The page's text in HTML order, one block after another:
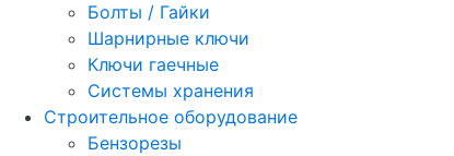
Болты / Гайки
Шарнирные ключи
Ключи гаечные
Системы хранения
Строительное оборудование
Бензорезы